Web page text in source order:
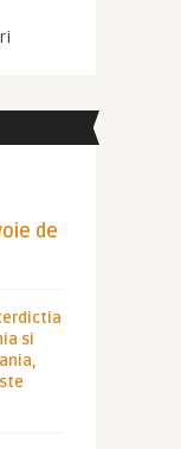
de
si